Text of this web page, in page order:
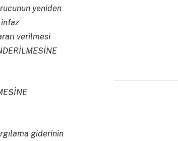
yeniden
infaz
verilmesi
giderinin